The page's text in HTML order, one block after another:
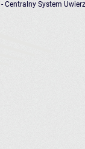
- Centralny System